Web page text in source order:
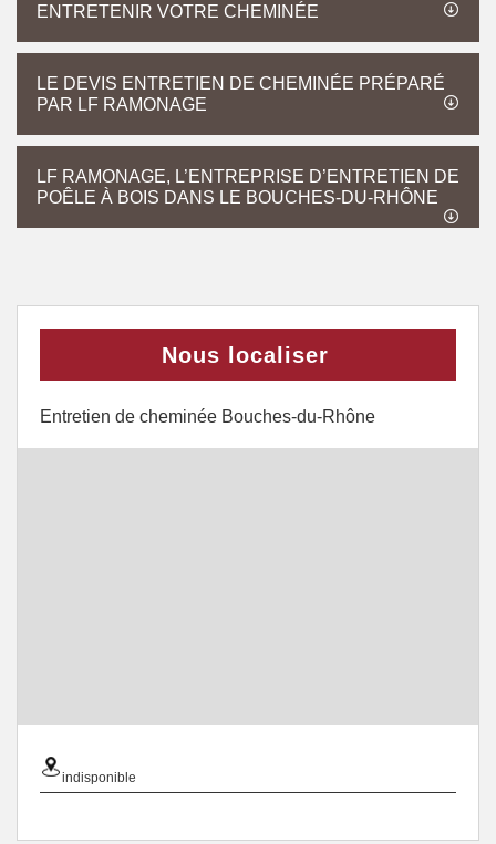
ENTRETENIR VOTRE CHEMINÉE
LE DEVIS ENTRETIEN DE CHEMINÉE PRÉPARÉ
PAR LF RAMONAGE
LF RAMONAGE, L’ENTREPRISE D’ENTRETIEN DE
POÊLE À BOIS DANS LE BOUCHES-DU-RHÔNE
Nous localiser
Entretien de cheminée Bouches-du-Rhône
indisponible